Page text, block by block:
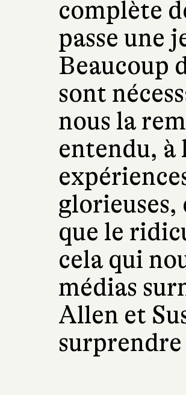
complète
passe une
Beaucoup
sont
nous la
entendu, à
que le
cela qui
médias
Allen et
surprendre